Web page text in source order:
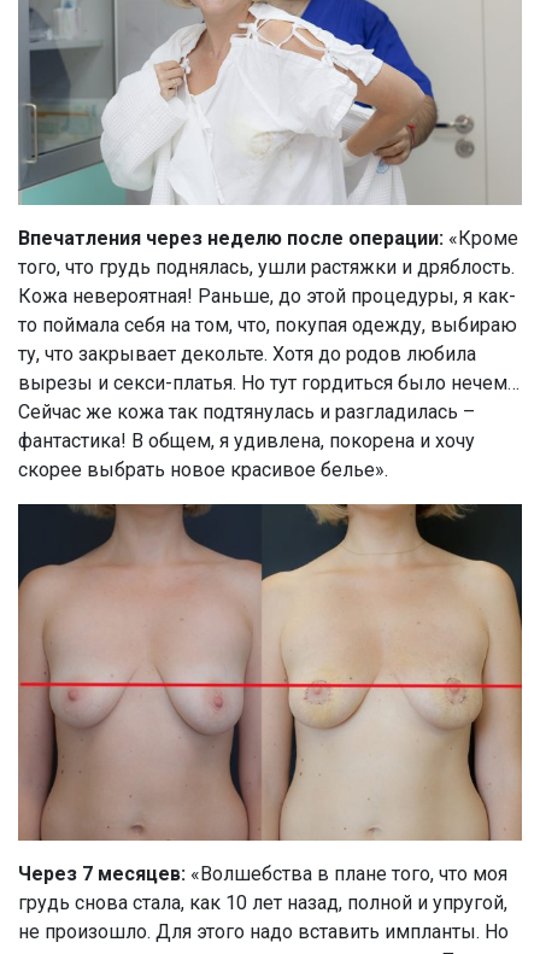
Впечатления через неделю после операции: «Кроме
того, что грудь поднялась, ушли растяжки и дряблость.
Кожа невероятная! Раньше, до этой процедуры, я как-
то поймала себя на том, что, покупая одежду, выбираю
ту, что закрывает декольте. Хотя до родов любила
вырезы и секси-платья. Но тут гордиться было нечем…
Сейчас же кожа так подтянулась и разгладилась –
фантастика! В общем, я удивлена, покорена и хочу
скорее выбрать новое красивое белье».
Через 7 месяцев: «Волшебства в плане того, что моя
грудь снова стала, как 10 лет назад, полной и упругой,
не произошло. Для этого надо вставить импланты. Но